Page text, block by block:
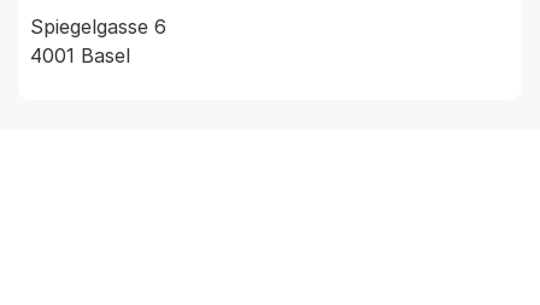
Spiegelgasse 6
4001 Basel